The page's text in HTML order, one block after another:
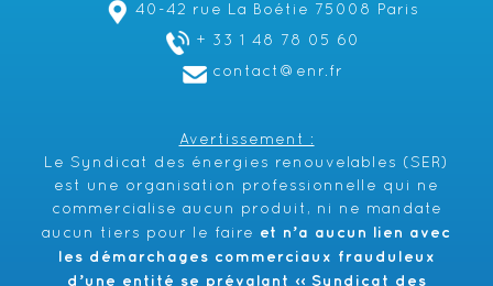
40-42 rue La Boétie 75008 Paris
+ 33 1 48 78 05 60
contact@enr.fr
Avertissement :
Le Syndicat des énergies renouvelables (SER)
est une organisation professionnelle qui ne
commercialise aucun produit, ni ne mandate
aucun tiers pour le faire et n’a aucun lien avec
les démarchages commerciaux frauduleux
d’une entité se prévalant ‹‹ Syndicat des